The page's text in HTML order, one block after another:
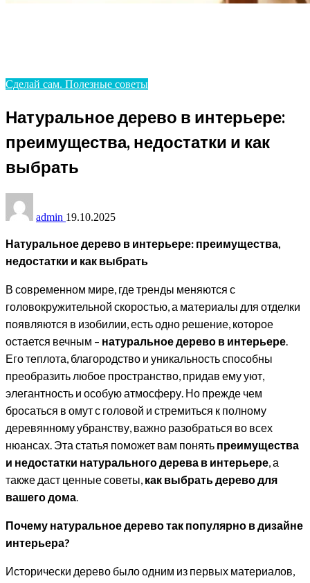
Сделай сам. Полезные советы
Натуральное дерево в интерьере:
преимущества, недостатки и как
выбрать
admin 19.10.2025
Натуральное дерево в интерьере: преимущества,
недостатки и как выбрать
В современном мире, где тренды меняются с
головокружительной скоростью, а материалы для отделки
появляются в изобилии, есть одно решение, которое
остается вечным – натуральное дерево в интерьере.
Его теплота, благородство и уникальность способны
преобразить любое пространство, придав ему уют,
элегантность и особую атмосферу. Но прежде чем
бросаться в омут с головой и стремиться к полному
деревянному убранству, важно разобраться во всех
нюансах. Эта статья поможет вам понять преимущества
и недостатки натурального дерева в интерьере, а
также даст ценные советы, как выбрать дерево для
вашего дома.
Почему натуральное дерево так популярно в дизайне
интерьера?
Исторически дерево было одним из первых материалов,